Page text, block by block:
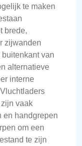
te maken
brede,
zijwanden
van
alternatieve
interne
vaak
en handgrepen
om een
te zijn